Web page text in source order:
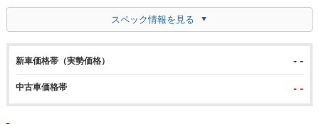
スペック情報を見る
新車価格帯（実勢価格） - -
中古車価格帯 - -